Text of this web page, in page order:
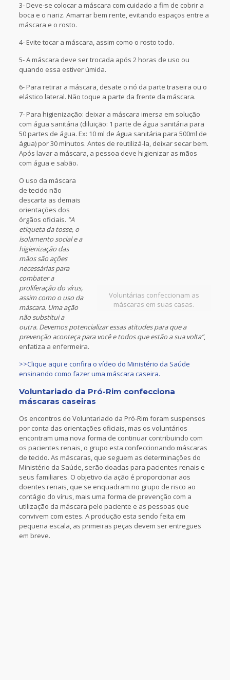
3- Deve-se colocar a máscara com cuidado a fim de cobrir a
boca e o nariz. Amarrar bem rente, evitando espaços entre a
máscara e o rosto.
4- Evite tocar a máscara, assim como o rosto todo.
5- A máscara deve ser trocada após 2 horas de uso ou
quando essa estiver úmida.
6- Para retirar a máscara, desate o nó da parte traseira ou o
elástico lateral. Não toque a parte da frente da máscara.
7- Para higienização: deixar a máscara imersa em solução
com água sanitária (diluição: 1 parte de água sanitária para
50 partes de água. Ex: 10 ml de água sanitária para 500ml de
água) por 30 minutos. Antes de reutilizá-la, deixar secar bem.
Após lavar a máscara, a pessoa deve higienizar as mãos
com água e sabão.
Voluntárias confeccionam as
máscaras em suas casas.
O uso da máscara
de tecido não
descarta as demais
orientações dos
órgãos oficiais. “A
etiqueta da tosse, o
isolamento social e a
higienização das
mãos são ações
necessárias para
combater a
proliferação do vírus,
assim como o uso da
máscara. Uma ação
não substitui a
outra. Devemos potencializar essas atitudes para que a
prevenção aconteça para você e todos que estão a sua volta”,
enfatiza a enfermeira.
>>Clique aqui e confira o vídeo do Ministério da Saúde
ensinando como fazer uma máscara caseira.
Voluntariado da Pró-Rim confecciona
máscaras caseiras
Os encontros do Voluntariado da Pró-Rim foram suspensos
por conta das orientações oficiais, mas os voluntários
encontram uma nova forma de continuar contribuindo com
os pacientes renais, o grupo esta confeccionando máscaras
de tecido. As máscaras, que seguem as determinações do
Ministério da Saúde, serão doadas para pacientes renais e
seus familiares. O objetivo da ação é proporcionar aos
doentes renais, que se enquadram no grupo de risco ao
contágio do vírus, mais uma forma de prevenção com a
utilização da máscara pelo paciente e as pessoas que
convivem com estes. A produção esta sendo feita em
pequena escala, as primeiras peças devem ser entregues
em breve.